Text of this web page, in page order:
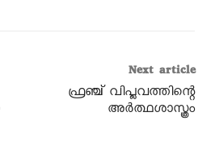
Next article
ഫ്രഞ്ച് വിപ്ലവത്തിന്റെ
അർത്ഥശാസ്ത്രം